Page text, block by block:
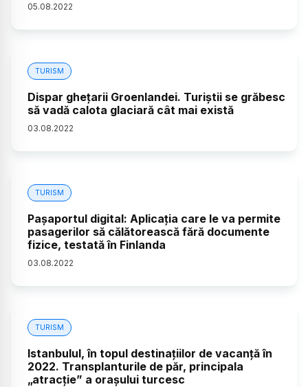
05.08.2022
TURISM
Dispar ghețarii Groenlandei. Turiștii se grăbesc
să vadă calota glaciară cât mai există
03.08.2022
TURISM
Pașaportul digital: Aplicația care le va permite
pasagerilor să călătorească fără documente
fizice, testată în Finlanda
03.08.2022
TURISM
Istanbulul, în topul destinațiilor de vacanță în
2022. Transplanturile de păr, principala
„atracție” a orașului turcesc